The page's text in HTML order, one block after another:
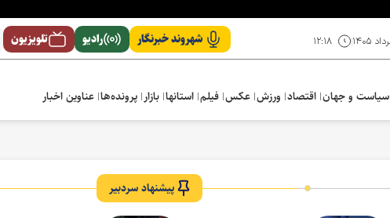
۱۲:۱۸ شهروند خبرنگار رادیو تلویزیون
سیاست و جهان اقتصاد ورزش عکس فیلم استانها بازار پرونده‌ها عناوین اخبار
پیشنهاد سردبیر